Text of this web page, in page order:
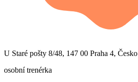
U Staré pošty 8/48, 147 00 Praha 4, Česko
osobní trenérka